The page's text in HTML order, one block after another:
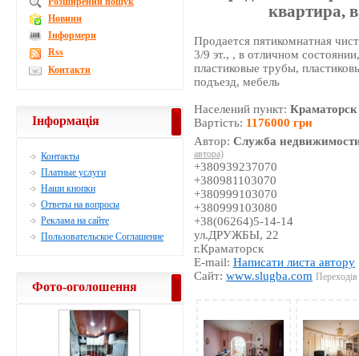
квартира,
Продается пятикомнатная
3/9 эт., , в отличном
пластиковые трубы,
подъезд, мебель
Населений пункт:Краматорск
Вартість: 1176000 грн
Автор:Служба
автора)
+380939237070
+380981103070
+380999103070
+380999103080
+38(06264)5-14-14
ул.ДРУЖБЫ, 22
г.Краматорск
E-mail:Написати листа автору
Сайт:www.slugba.com
Новини
Інформери
Rss
Контакти
Інформація
Контакты
Платные услуги
Наши кнопки
Ответы на вопросы
Реклама на сайте
Пользовательское Соглашение
Фото-оголошення